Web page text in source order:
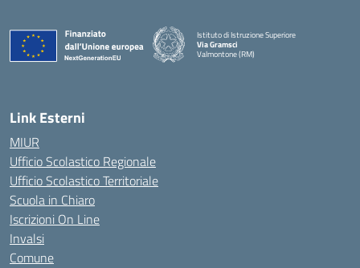
Istituto di Istruzione Superiore
Via Gramsci
Valmontone (RM)
Link Esterni
MIUR
Ufficio Scolastico Regionale
Ufficio Scolastico Territoriale
Scuola in Chiaro
Iscrizioni On Line
Invalsi
Comune